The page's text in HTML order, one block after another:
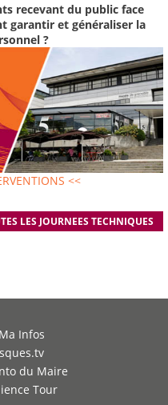
recevant du public face
garantir et généraliser la
?
<<
LES JOURNEES TECHNIQUES
Infos
du Maire
Tour